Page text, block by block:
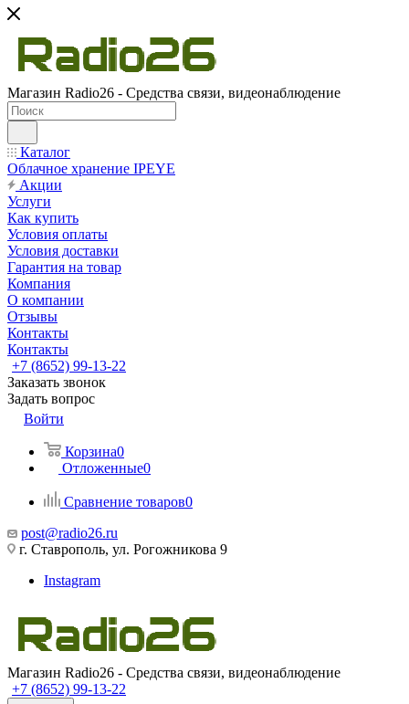
Магазин Radio26 - Средства связи, видеонаблюдение
Каталог
Облачное хранение IPEYE
Акции
Услуги
Как купить
Условия оплаты
Условия доставки
Гарантия на товар
Компания
О компании
Отзывы
Контакты
Контакты
+7 (8652) 99-13-22
Заказать звонок
Задать вопрос
Войти
Корзина0
Отложенные0
Сравнение товаров0
post@radio26.ru
г. Ставрополь, ул. Рогожникова 9
Instagram
Магазин Radio26 - Средства связи, видеонаблюдение
+7 (8652) 99-13-22